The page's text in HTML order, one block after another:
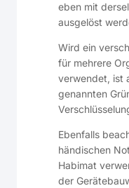
eben mit
ausgelöst
Wird ein
für mehrere
verwendet, ist
genannten
Ebenfalls
händischen
Habimat
der